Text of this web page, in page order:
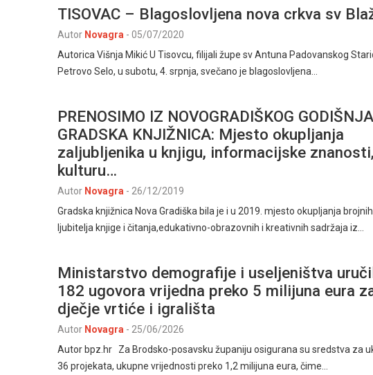
TISOVAC – Blagoslovljena nova crkva sv
Autor Novagra - 05/07/2020
Autorica Višnja Mikić U Tisovcu, filijali župe sv Antuna Padovanskog
Petrovo Selo, u subotu, 4. srpnja, svečano je blagoslovljena…
PRENOSIMO IZ NOVOGRADIŠKOG
GRADSKA KNJIŽNICA: Mjesto okupljanja
zaljubljenika u knjigu, informacijske znanosti,
kulturu…
Autor Novagra - 26/12/2019
Gradska knjižnica Nova Gradiška bila je i u 2019. mjesto okupljanja brojnih
ljubitelja knjige i čitanja,edukativno-obrazovnih i kreativnih sadržaja iz…
Ministarstvo demografije i useljeništva
182 ugovora vrijedna preko 5 milijuna eura
dječje vrtiće i igrališta
Autor Novagra - 25/06/2026
Autor bpz.hr Za Brodsko-posavsku županiju osigurana su sredstva za
36 projekata, ukupne vrijednosti preko 1,2 milijuna eura, čime…